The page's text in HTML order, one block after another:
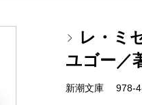
レ・ミ
ユゴー／
新潮文庫 978-